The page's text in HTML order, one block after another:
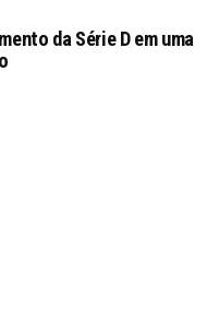
da Série D em uma